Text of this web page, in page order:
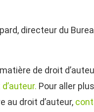
directeur du
de droit
Pour aller
au droit d’auteur,